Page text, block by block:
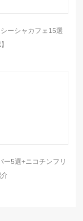
ーシャカフェ15選
ー5選+ニコチンフリ